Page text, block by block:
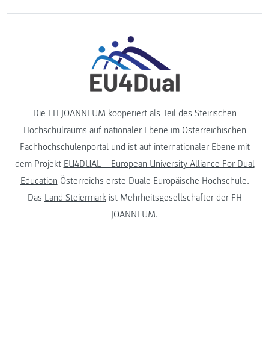
Die FH JOANNEUM kooperiert als Teil des Steirischen
Hochschulraums auf nationaler Ebene im Österreichischen
Fachhochschulenportalund ist auf internationaler Ebene mit
dem Projekt EU4DUAL – European University Alliance For Dual
Education Österreichs erste Duale Europäische Hochschule.
Das Land Steiermarkist Mehrheitsgesellschafter der FH
JOANNEUM.